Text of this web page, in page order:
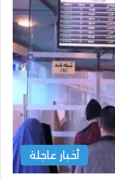
أخبار عاجلة